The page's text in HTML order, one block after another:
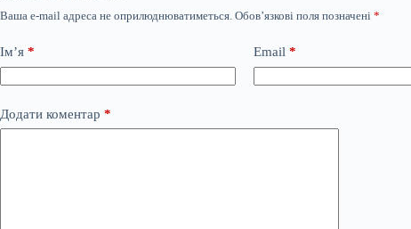
Ваша e-mail адреса не оприлюднюватиметься. Обов’язкові поля позначені *
Ім’я * Email *
Додати коментар *